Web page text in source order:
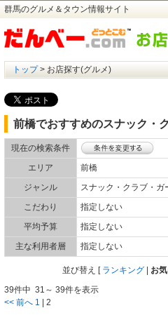
群馬のグルメ＆タウン情報サイト
トップ> お店探す(グルメ)
前橋でおすすめのスナック・
現在の検索条件
エリア
前橋
ジャンル
スナック・クラブ・
こだわり
指定しない
平均予算
指定しない
主な利用者層
指定しない
お
ランキング
[
並び替え
39件中 31～ 39件を表示
<< 前へ 1 2